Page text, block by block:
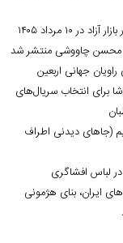
۱۰ مرداد ۱۴۰۵
محسن چاووشی منتشر شد
جهانی اربعین
برای انتخاب سریال‌های
(جاهای دیدنی اطراف
در لباس افشاگری
ایران، بنای هژمونی